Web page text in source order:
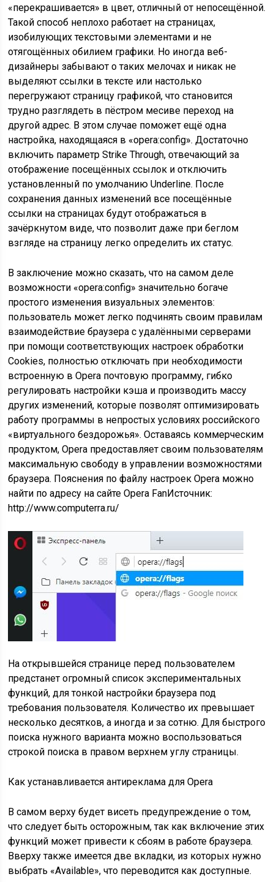
«перекрашивается» в цвет, отличный от непосещённой.
Такой способ неплохо работает на страницах,
изобилующих текстовыми элементами и не
отягощённых обилием графики. Но иногда веб-
дизайнеры забывают о таких мелочах и никак не
выделяют ссылки в тексте или настолько
перегружают страницу графикой, что становится
трудно разглядеть в пёстром месиве переход на
другой адрес. В этом случае поможет ещё одна
настройка, находящаяся в «opera:config». Достаточно
включить параметр Strike Through, отвечающий за
отображение посещённых ссылок и отключить
установленный по умолчанию Underline. После
сохранения данных изменений все посещённые
ссылки на страницах будут отображаться в
зачёркнутом виде, что позволит даже при беглом
взгляде на страницу легко определить их статус.
В заключение можно сказать, что на самом деле
возможности «opera:config» значительно богаче
простого изменения визуальных элементов:
пользователь может легко подчинять своим правилам
взаимодействие браузера с удалёнными серверами
при помощи соответствующих настроек обработки
Cookies, полностью отключать при необходимости
встроенную в Opera почтовую программу, гибко
регулировать настройки кэша и производить массу
других изменений, которые позволят оптимизировать
работу программы в непростых условиях российского
«виртуального бездорожья». Оставаясь коммерческим
продуктом, Opera предоставляет своим пользователям
максимальную свободу в управлении возможностями
браузера. Пояснения по файлу настроек Opera можно
найти по адресу на сайте Opera FanИсточник:
http://www.computerra.ru/
На открывшейся странице перед пользователем
предстанет огромный список экспериментальных
функций, для тонкой настройки браузера под
требования пользователя. Количество их превышает
несколько десятков, а иногда и за сотню. Для быстрого
поиска нужного варианта можно воспользоваться
строкой поиска в правом верхнем углу страницы.
Как устанавливается антиреклама для Opera
В самом верху будет висеть предупреждение о том,
что следует быть осторожным, так как включение этих
функций может привести к сбоям в работе браузера.
Вверху также имеется две вкладки, из которых нужно
выбрать «Available», что переводится как доступные.